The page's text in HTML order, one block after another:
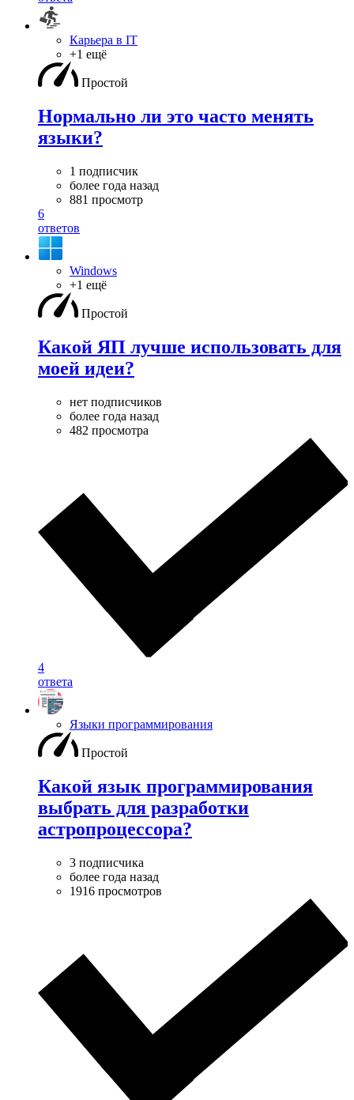
Карьера в IT
+1 ещё
Простой
Нормально ли это часто менять
языки?
1 подписчик
более года назад
881 просмотр
6
ответов
Windows
+1 ещё
Простой
Какой ЯП лучше использовать для
моей идеи?
нет подписчиков
более года назад
482 просмотра
4
ответа
Языки программирования
Простой
Какой язык программирования
выбрать для разработки
астропроцессора?
3 подписчика
более года назад
1916 просмотров